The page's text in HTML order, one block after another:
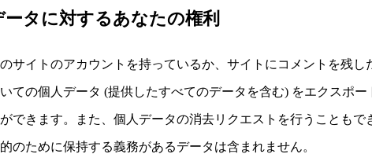
ータに対するあなたの権利
サイトのアカウントを持っているか、サイトにコメントを残
ての個人データ (提供したすべてのデータを含む) をエクスポ
できます。また、個人データの消去リクエストを行うことも
のために保持する義務があるデータは含まれません。